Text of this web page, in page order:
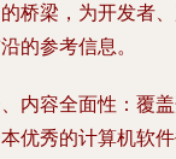
桥梁，为开发者
的参考信息。
内容全面性：覆
优秀的计算机软